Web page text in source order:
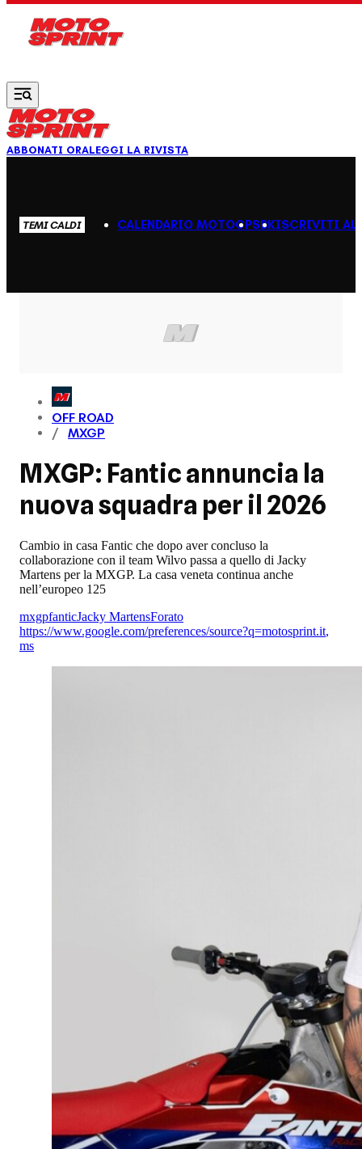
ABBONATI ORALEGGI LA RIVISTA
TEMI CALDI CALENDARIO MOTOGPSBKISCRIVITI AL
OFF ROAD
MXGP
MXGP: Fantic annuncia la
nuova squadra per il 2026
Cambio in casa Fantic che dopo aver concluso la
collaborazione con il team Wilvo passa a quello di Jacky
Martens per la MXGP. La casa veneta continua anche
nell’europeo 125
mxgpfanticJacky MartensForato
https://www.google.com/preferences/source?q=motosprint.it,
ms